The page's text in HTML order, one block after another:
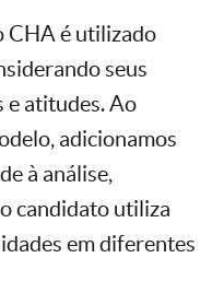
CHA é utilizado
seus
e atitudes. Ao
adicionamos
à análise,
candidato utiliza
em diferentes